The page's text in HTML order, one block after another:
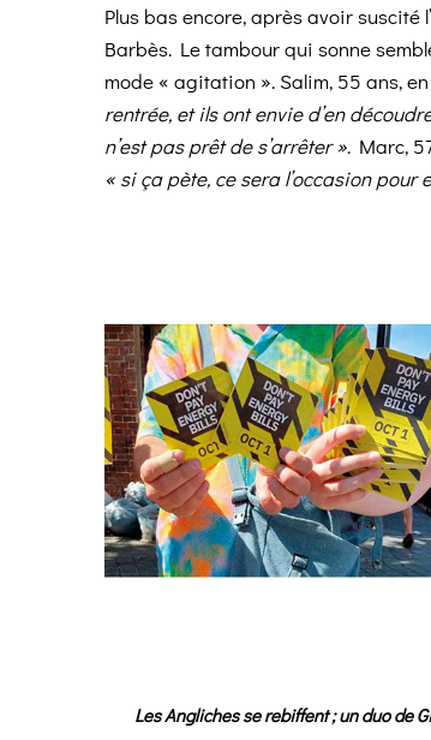
Plus bas encore, après avoir
Barbès. Le tambour qui sonne
mode « agitation ». Salim, 55 ans,
rentrée, et ils ont envie d’en
n’est pas prêt de s’arrêter ». Marc,
« si ça pète, ce sera l’occasion
Les Angliches se rebiffent ; un duo de